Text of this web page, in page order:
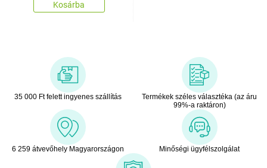
Kosárba
35 000 Ft felett ingyenes szállítás
Termékek széles választéka (az áru
99%-a raktáron)
6 259 átvevőhely Magyarországon Minőségi ügyfélszolgálat